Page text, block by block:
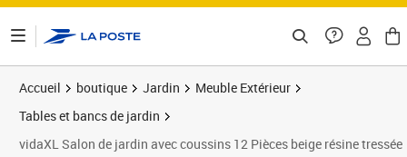
Accueil boutique Jardin
Meuble Extérieur
Tables et bancs de jardin
vidaXL Salon de jardin avec coussins 12 Pièces beige résine tressée